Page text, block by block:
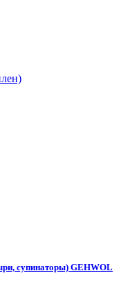
супинаторы) GEHWOL